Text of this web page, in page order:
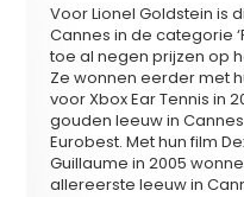
Voor Lionel Goldstein is
Cannes in de categorie
toe al negen prijzen op
Ze wonnen eerder met
voor Xbox Ear Tennis in
gouden leeuw in
Eurobest. Met hun film
Guillaume in 2005
allereerste leeuw in